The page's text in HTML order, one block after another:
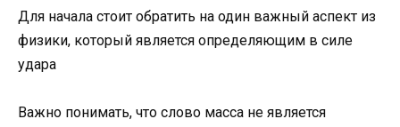
Для начала стоит обратить на один важный аспект из
физики, который является определяющим в силе
удара
Важно понимать, что слово масса не является